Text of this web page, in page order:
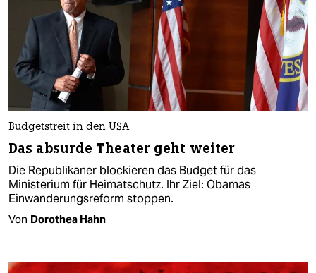
Budgetstreit in den USA
Das absurde Theater geht weiter
Die Republikaner blockieren das Budget für das
Ministerium für Heimatschutz. Ihr Ziel: Obamas
Einwanderungsreform stoppen.
Von Dorothea Hahn